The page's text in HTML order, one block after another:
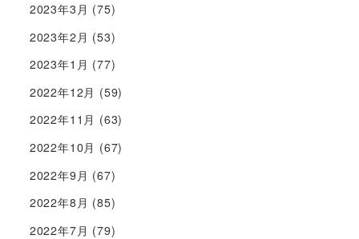
2023年3月 (75)
2023年2月 (53)
2023年1月 (77)
2022年12月 (59)
2022年11月 (63)
2022年10月 (67)
2022年9月 (67)
2022年8月 (85)
2022年7月 (79)